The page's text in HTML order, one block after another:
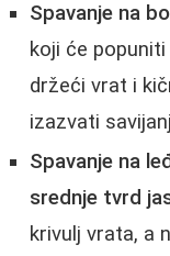
Spavanje na
koji će
držeći vrat i
izazvati
Spavanje na
srednje tvrd
krivulj vrata, a